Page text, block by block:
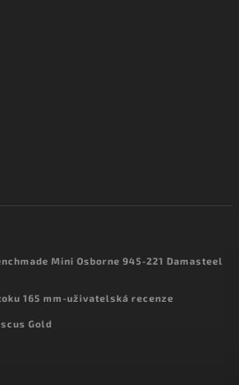
Mini Osborne 945-221 Damasteel
165 mm-uživatelská recenze
Gold